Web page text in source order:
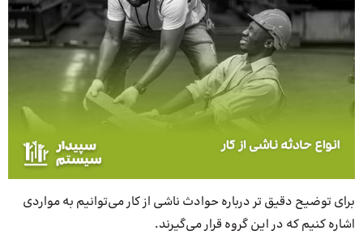
برای توضیح دقیق تر درباره حوادث ناشی از کار می‌توانیم به مواردی
اشاره کنیم که در این گروه قرار می‌گیرند.